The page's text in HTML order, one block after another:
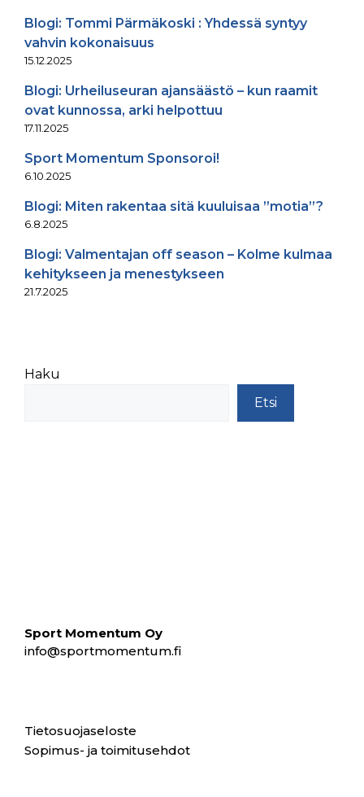
Blogi: Tommi Pärmäkoski : Yhdessä syntyy
vahvin kokonaisuus
15.12.2025
Blogi: Urheiluseuran ajansäästö – kun raamit
ovat kunnossa, arki helpottuu
17.11.2025
Sport Momentum Sponsoroi!
6.10.2025
Blogi: Miten rakentaa sitä kuuluisaa ”motia”?
6.8.2025
Blogi: Valmentajan off season – Kolme kulmaa
kehitykseen ja menestykseen
21.7.2025
Haku
Etsi
Sport Momentum Oy
info@sportmomentum.fi
Tietosuojaseloste
Sopimus- ja toimitusehdot